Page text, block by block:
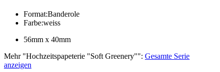
Format:Banderole
Farbe:weiss
56mm x 40mm
Mehr"Hochzeitspapeterie "Soft Greenery"": Gesamte Serie
anzeigen